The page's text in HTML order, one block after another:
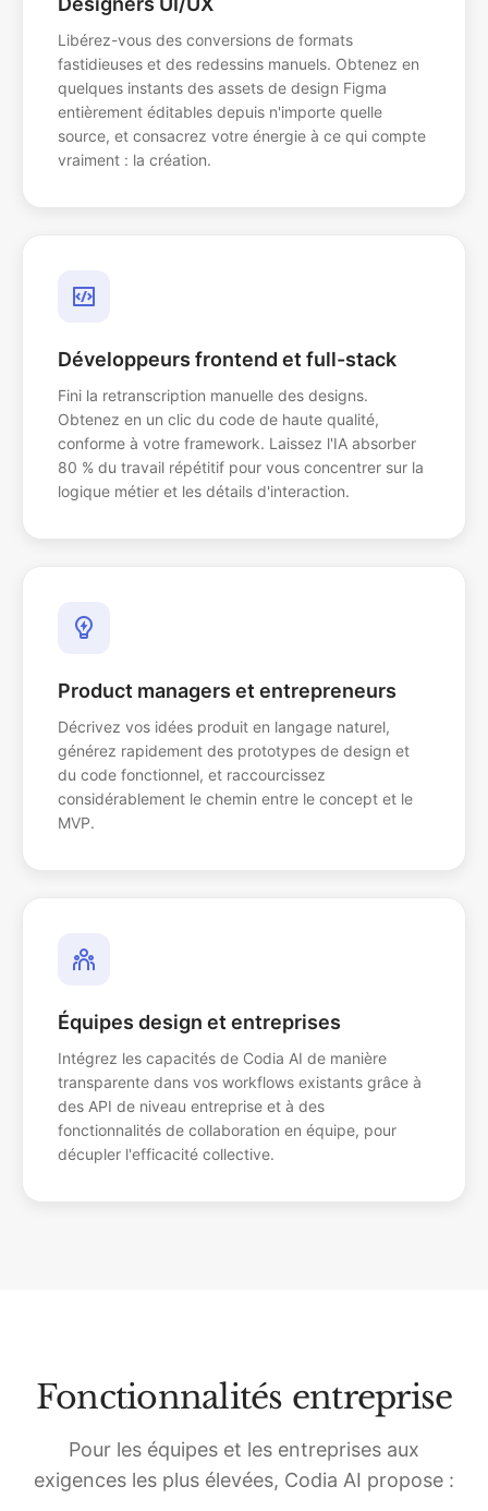
Libérez-vous des conversions de formats
fastidieuses et des redessins manuels. Obtenez en
quelques instants des assets de design Figma
entièrement éditables depuis n'importe quelle
source, et consacrez votre énergie à ce qui compte
vraiment : la création.
Développeurs frontend et full-stack
Fini la retranscription manuelle des designs.
Obtenez en un clic du code de haute qualité,
conforme à votre framework. Laissez l'IA absorber
80 % du travail répétitif pour vous concentrer sur la
logique métier et les détails d'interaction.
Product managers et entrepreneurs
Décrivez vos idées produit en langage naturel,
générez rapidement des prototypes de design et
du code fonctionnel, et raccourcissez
considérablement le chemin entre le concept et le
MVP.
Équipes design et entreprises
Intégrez les capacités de Codia AI de manière
transparente dans vos workflows existants grâce à
des API de niveau entreprise et à des
fonctionnalités de collaboration en équipe, pour
décupler l'efficacité collective.
Fonctionnalités entreprise
Pour les équipes et les entreprises aux
exigences les plus élevées, Codia AI propose :